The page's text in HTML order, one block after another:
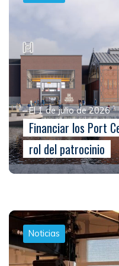
El 1 de julio de 2026
Financiar los Port
rol del patrocinio
Noticias